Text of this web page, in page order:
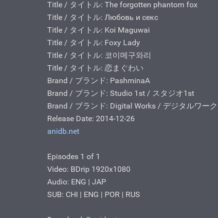
Title / タイトル: The forgotten phantom fox
Title / タイトル: Любовь и секс
Title / タイトル: Koi Maguwai
Title / タイトル: Foxy Lady
Title / タイトル: 코이메구와리
Title / タイトル: 恋まぐわい
Brand / ブランド: PashminaA
Brand / ブランド: Studio 1st / スタジオ1st
Brand / ブランド: Digital Works / デジタルワー
Release Date: 2014-12-26
anidb.net
Episodes 1 of 1
Video: BDrip 1920x1080
Audio: ENG | JAP
SUB: CHI | ENG | POR | RUS